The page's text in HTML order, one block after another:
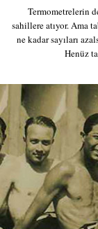
Termometrelerin
sahillere atıyor. Ama
ne kadar sayıları
Henüz